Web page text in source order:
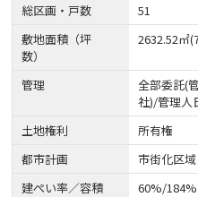
総区画・戸数
51
敷地面積（坪
数）
2632.52㎡
管理
全部委託(
社)/管理人
土地権利
所有権
都市計画
市街化区域
建ぺい率／容積
60%/184%